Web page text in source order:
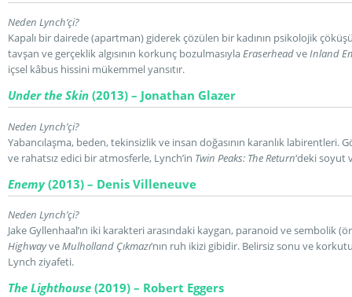
Neden Lynch’çi?
Kapalı bir dairede (apartman) giderek çözülen bir kadının psikolojik
tavşan ve gerçeklik algısının korkunç bozulmasıylaEraserheadveInland
içsel kâbus hissini mükemmel yansıtır.
Under the Skin (2013) – Jonathan Glazer
Neden Lynch’çi?
Yabancılaşma, beden, tekinsizlik ve insan doğasının karanlık labirentleri.
ve rahatsız edici bir atmosferle, Lynch’in Twin Peaks: The Return‘deki soyut
Enemy(2013) – Denis Villeneuve
Neden Lynch’çi?
Jake Gyllenhaal’ın iki karakteri arasındaki kaygan, paranoid ve sembolik
HighwayveMulholland Çıkmazı‘nın ruh ikizi gibidir. Belirsiz sonu ve
Lynch ziyafeti.
The Lighthouse (2019) – Robert Eggers